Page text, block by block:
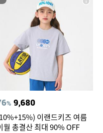
% 9,680
이랜드키즈 여름
월 총결산 최대 90% OFF